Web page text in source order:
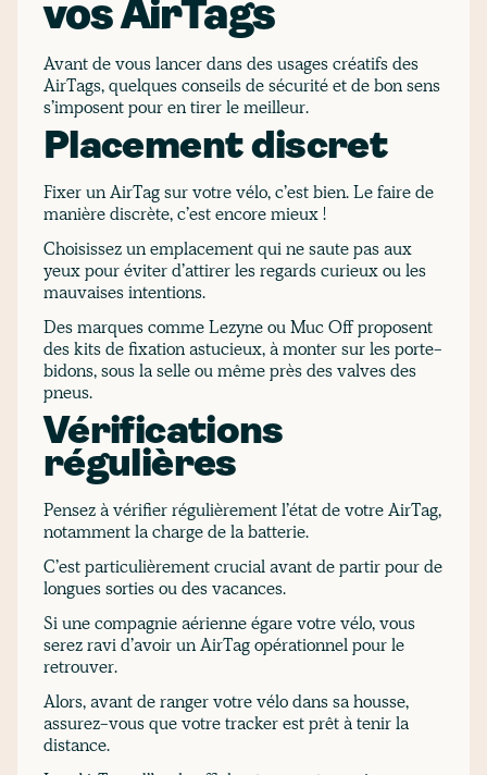
vos AirTags
Avant de vous lancer dans des usages créatifs des
AirTags, quelques conseils de sécurité et de bon sens
s’imposent pour en tirer le meilleur.
Placement discret
Fixer un AirTag sur votre vélo, c’est bien. Le faire de
manière discrète, c’est encore mieux !
Choisissez un emplacement qui ne saute pas aux
yeux pour éviter d’attirer les regards curieux ou les
mauvaises intentions.
Des marques comme Lezyne ou Muc Off proposent
des kits de fixation astucieux, à monter sur les porte-
bidons, sous la selle ou même près des valves des
pneus.
Vérifications
régulières
Pensez à vérifier régulièrement l’état de votre AirTag,
notamment la charge de la batterie.
C’est particulièrement crucial avant de partir pour de
longues sorties ou des vacances.
Si une compagnie aérienne égare votre vélo, vous
serez ravi d’avoir un AirTag opérationnel pour le
retrouver.
Alors, avant de ranger votre vélo dans sa housse,
assurez-vous que votre tracker est prêt à tenir la
distance.